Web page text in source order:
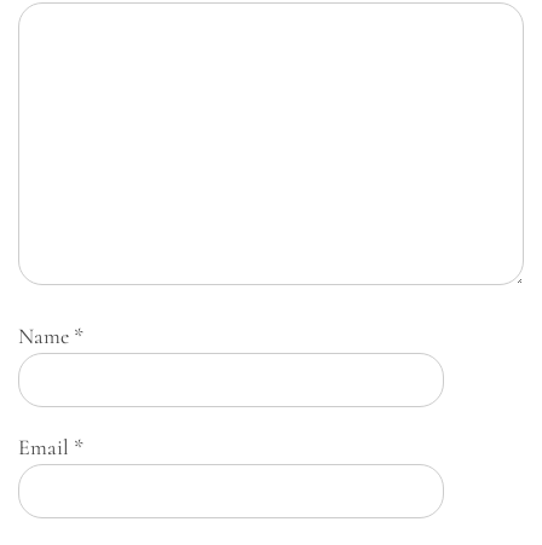
Name *
Email *